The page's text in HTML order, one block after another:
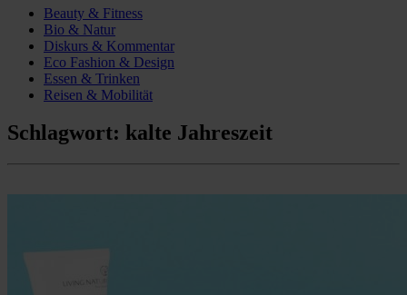
Beauty & Fitness
Bio & Natur
Diskurs & Kommentar
Eco Fashion & Design
Essen & Trinken
Reisen & Mobilität
Schlagwort: kalte Jahreszeit